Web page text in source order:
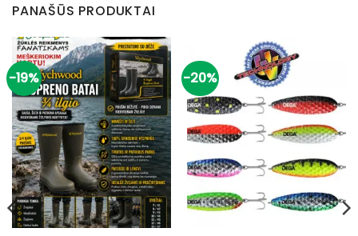
PANAŠŪS PRODUKTAI
-19% -20%